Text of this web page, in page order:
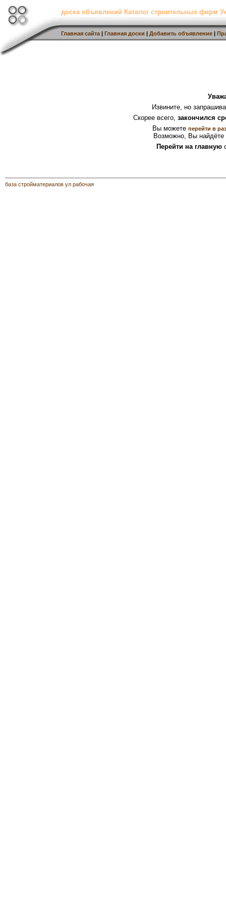
доска объявлений Каталог строительных фирм
Главная сайта | Главная доски | Добавить объявление |
Извините, но
Скорее всего, закончился
Вы можете перейти в
Возможно, Вы найдёте
Перейти на главную
база стройматериалов ул рабочая